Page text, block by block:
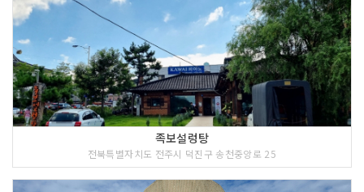
족보설렁탕
전북특별자치도 전주시 덕진구 송천중앙로 25